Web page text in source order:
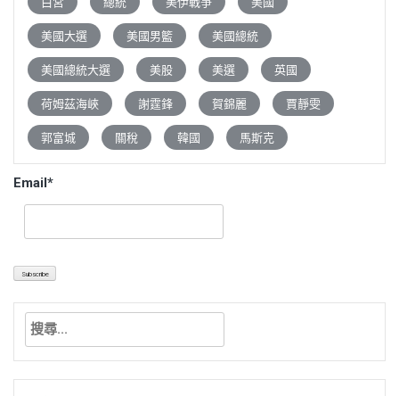
美國大選 美國男籃 美國總統
美國總統大選 美股 美選 英國
荷姆茲海峽 謝霆鋒 賀錦麗 賈靜雯
郭富城 關稅 韓國 馬斯克
Email*
搜
關